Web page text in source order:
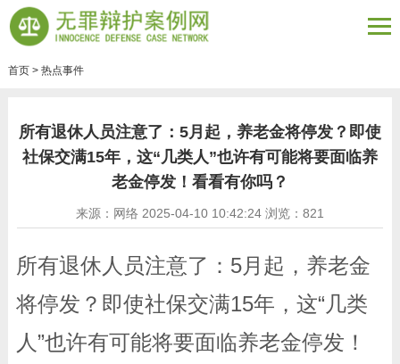
首页> 热点事件
所有退休人员注意了：5月起，养老金将停发？即使
社保交满15年，这“几类人”也许有可能将要面临养
老金停发！看看有你吗？
来源：网络 2025-04-10 10:42:24 浏览： 821
所有退休人员注意了：5月起，养老金
将停发？即使社保交满15年，这“几类
人”也许有可能将要面临养老金停发！